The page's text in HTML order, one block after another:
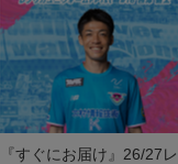
『すぐにお届け』26/27レ